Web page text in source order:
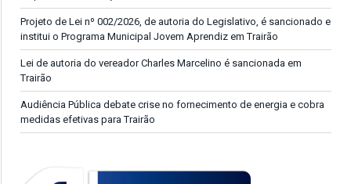
Projeto de Lei nº 002/2026, de autoria do Legislativo, é sancionado e
institui o Programa Municipal Jovem Aprendiz em Trairão
Lei de autoria do vereador Charles Marcelino é sancionada em
Trairão
Audiência Pública debate crise no fornecimento de energia e cobra
medidas efetivas para Trairão